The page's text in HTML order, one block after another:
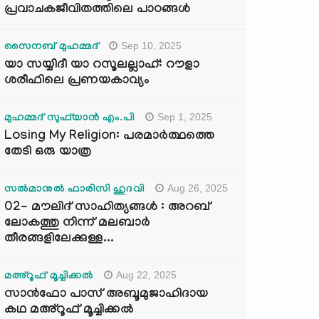
പ്രവാചകജീവിതത്തിലെ പാഠങ്ങൾ
സൈനബ് മുഹമ്മദ് Sep 10, 2025
യാ സയ്യിദീ യാ റസൂലല്ലാഹ്: റൗളാ
ശരീഫിലെ പ്രണയകാവ്യം
മുഹമ്മദ് സുഫ്‌യാൻ എം.പി Sep 1, 2025
Losing My Religion: പരമാർത്ഥത്തെ
തേടി ഒരു യാത്ര
സൽമാനുൽ ഫാരിസി ഹുദവി Aug 26, 2025
02- മൗലിദ് സാഹിത്യങ്ങൾ : അറബ്
ലോകത്തു നിന്ന് മലബാർ
തീരങ്ങളിലേക്കുള്ള...
മഅ്റൂഫ് മൂച്ചിക്കല്‍ Aug 22, 2025
സാൻഫോ പാസ് അബൂമുജാഹിദായ
കഥ മഅ്റൂഫ് മൂച്ചിക്കല്‍